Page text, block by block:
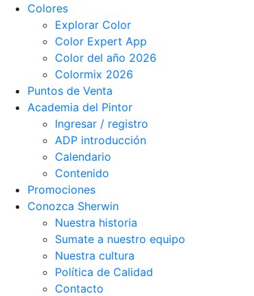
Colores
Explorar Color
Color Expert App
Color del año 2026
Colormix 2026
Puntos de Venta
Academia del Pintor
Ingresar / registro
ADP introducción
Calendario
Contenido
Promociones
Conozca Sherwin
Nuestra historia
Sumate a nuestro equipo
Nuestra cultura
Política de Calidad
Contacto